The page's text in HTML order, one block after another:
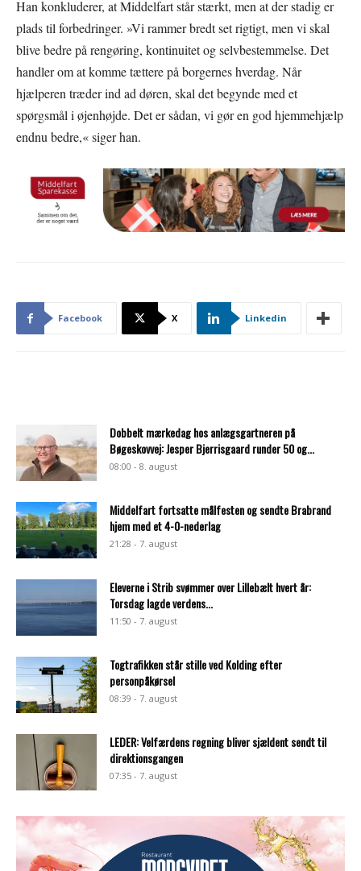
Han konkluderer, at Middelfart står stærkt, men at der stadig er
plads til forbedringer. »Vi rammer bredt set rigtigt, men vi skal
blive bedre på rengøring, kontinuitet og selvbestemmelse. Det
handler om at komme tættere på borgernes hverdag. Når
hjælperen træder ind ad døren, skal det begynde med et
spørgsmål i øjenhøjde. Det er sådan, vi gør en god hjemmehjælp
endnu bedre,« siger han.
Facebook X Linkedin
Dobbelt mærkedag hos anlægsgartneren på
Bøgeskovvej: Jesper Bjerrisgaard runder 50 og...
08:00 - 8. august
Middelfart fortsatte målfesten og sendte Brabrand
hjem med et 4-0-nederlag
21:28 - 7. august
Eleverne i Strib svømmer over Lillebælt hvert år:
Torsdag lagde verdens...
11:50 - 7. august
Togtrafikken står stille ved Kolding efter
personpåkørsel
08:39 - 7. august
LEDER: Velfærdens regning bliver sjældent sendt til
direktionsgangen
07:35 - 7. august